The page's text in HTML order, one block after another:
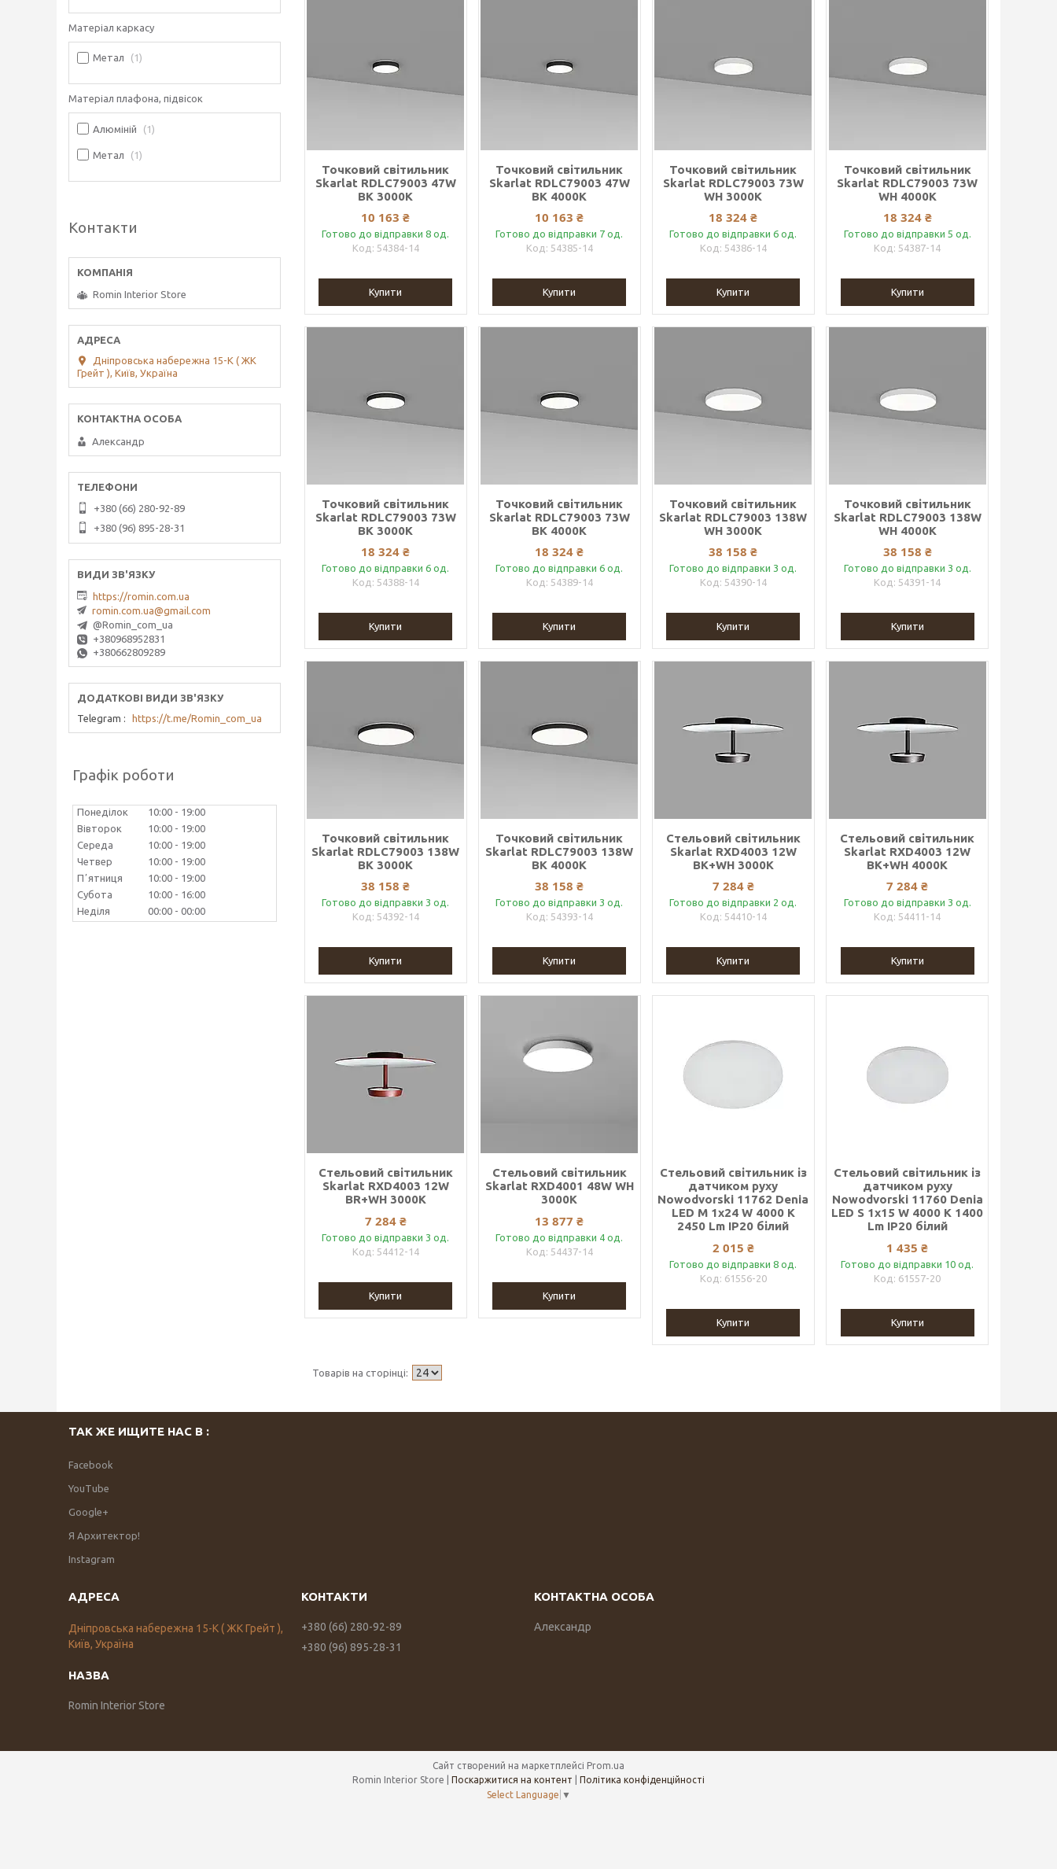
Точковий світильник
Skarlat RDLC79003 47W
BK 3000K
10 163 ₴
Готово до відправки 8 од.
54384-14
Купити
Точковий світильник
Skarlat RDLC79003 47W
BK 4000K
10 163 ₴
Готово до відправки 7 од.
54385-14
Купити
Точковий світильник
Skarlat RDLC79003 73W
WH 3000K
18 324 ₴
Готово до відправки 6 од.
54386-14
Купити
Точковий світильник
Skarlat RDLC79003 73W
WH 4000K
18 324 ₴
Готово до відправки 5 од.
54387-14
Купити
Точковий світильник
Skarlat RDLC79003 73W
BK 3000K
18 324 ₴
Готово до відправки 6 од.
54388-14
Купити
Точковий світильник
Skarlat RDLC79003 73W
BK 4000K
18 324 ₴
Готово до відправки 6 од.
54389-14
Купити
Точковий світильник
Skarlat RDLC79003 138W
WH 3000K
38 158 ₴
Готово до відправки 3 од.
54390-14
Купити
Точковий світильник
Skarlat RDLC79003 138W
WH 4000K
38 158 ₴
Готово до відправки 3 од.
54391-14
Купити
Точковий світильник
Skarlat RDLC79003 138W
BK 3000K
38 158 ₴
Готово до відправки 3 од.
54392-14
Купити
Точковий світильник
Skarlat RDLC79003 138W
BK 4000K
38 158 ₴
Готово до відправки 3 од.
54393-14
Купити
Стельовий світильник
Skarlat RXD4003 12W
BK+WH 3000K
7 284 ₴
Готово до відправки 2 од.
54410-14
Купити
Стельовий світильник
Skarlat RXD4003 12W
BK+WH 4000K
7 284 ₴
Готово до відправки 3 од.
54411-14
Купити
Стельовий світильник
Skarlat RXD4003 12W
BR+WH 3000K
7 284 ₴
Готово до відправки 3 од.
54412-14
Купити
Стельовий світильник
Skarlat RXD4001 48W WH
3000K
13 877 ₴
Готово до відправки 4 од.
54437-14
Купити
Стельовий світильник із
датчиком руху
Nowodvorski 11762 Denia
LED M 1x24 W 4000 K
2450 Lm IP20 білий
2 015 ₴
Готово до відправки 8 од.
61556-20
Купити
Стельовий світильник із
датчиком руху
Nowodvorski 11760 Denia
LED S 1x15 W 4000 K 1400
Lm IP20 білий
1 435 ₴
Готово до відправки 10 од.
61557-20
Купити
Матеріал каркасу
Метал 1
Матеріал плафона, підвісок
Алюміній 1
Метал 1
Контакти
Romin Interior Store
Дніпровська набережна 15-К ( ЖК
Грейт ), Київ, Україна
Александр
+380 (66) 280-92-89
+380 (96) 895-28-31
https://romin.com.ua
romin.com.ua@gmail.com
@Romin_com_ua
+380968952831
+380662809289
Telegram https://t.me/Romin_com_ua
Графік роботи
Понеділок 10:00
19:00
Вівторок
10:00
19:00
Середа
10:00
19:00
Четвер
10:00
19:00
Пʼятниця
10:00
19:00
Субота
10:00
16:00
Неділя
00:00 00:00
ТАК ЖЕ ИЩИТЕ НАС В :
Facebook
YouTube
Google+
Я Архитектор!
Instagram
Дніпровська набережна 15-К ( ЖК Грейт ),
Київ, Україна
Romin Interior Store
+380 (66) 280-92-89
+380 (96) 895-28-31
Александр
Сайт створений на маркетплейсі Prom.ua
Поскаржитися на контент
Політика конфіденційності
Select Language ▼